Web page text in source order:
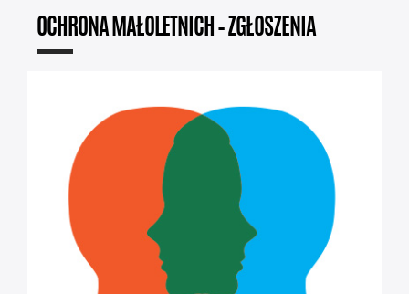
OCHRONA MAŁOLETNICH – ZGŁOSZENIA